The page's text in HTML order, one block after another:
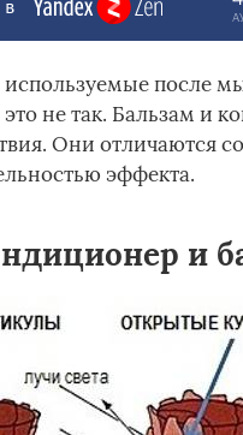
после
не так. Бальзам и
Они отличаются
эффекта.
и